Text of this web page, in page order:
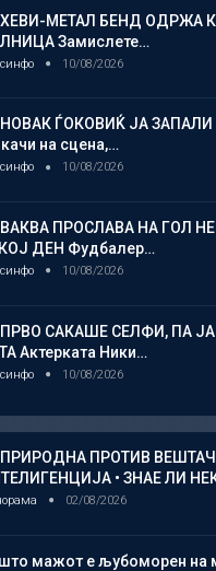
ХЕВИ-МЕТАЛ БЕНД ОДРЖА
Замислете…
10/08/2026
НОВАК ЃОКОВИЌ ЈА
на сцена,…
10/08/2026
ВАКВА ПРОСЛАВА НА ГОЛ
ДЕН Фудбалер…
10/08/2026
ПРВО САКАШЕ СЕЛФИ, ПА
Актерката Ники…
10/08/2026
ПРИРОДНА ПРОТИВ
• ЗНАЕ ЛИ
02/08/2026
мажот е љубоморен на